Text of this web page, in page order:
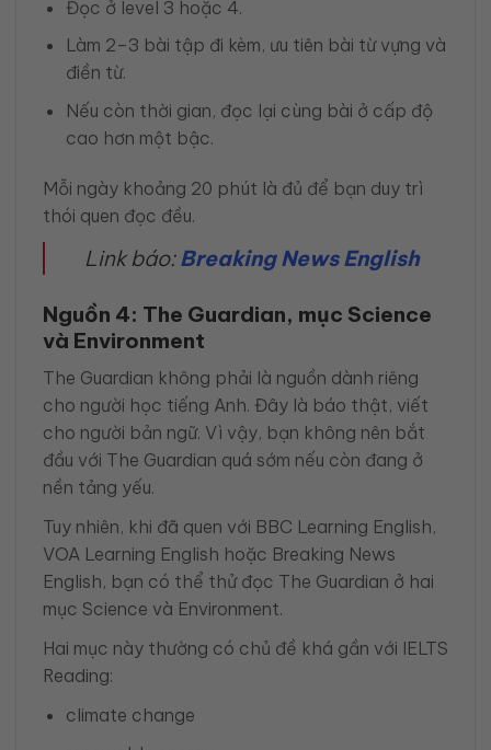
Đọc ở level 3 hoặc 4.
Làm 2–3 bài tập đi kèm, ưu tiên bài từ vựng và
điền từ.
Nếu còn thời gian, đọc lại cùng bài ở cấp độ
cao hơn một bậc.
Mỗi ngày khoảng 20 phút là đủ để bạn duy trì
thói quen đọc đều.
Link báo:Breaking News English
Nguồn 4: The Guardian, mục Science
và Environment
The Guardian không phải là nguồn dành riêng
cho người học tiếng Anh. Đây là báo thật, viết
cho người bản ngữ. Vì vậy, bạn không nên bắt
đầu với The Guardian quá sớm nếu còn đang ở
nền tảng yếu.
Tuy nhiên, khi đã quen với BBC Learning English,
VOA Learning English hoặc Breaking News
English, bạn có thể thử đọc The Guardian ở hai
mục Science và Environment.
Hai mục này thường có chủ đề khá gần với IELTS
Reading:
climate change